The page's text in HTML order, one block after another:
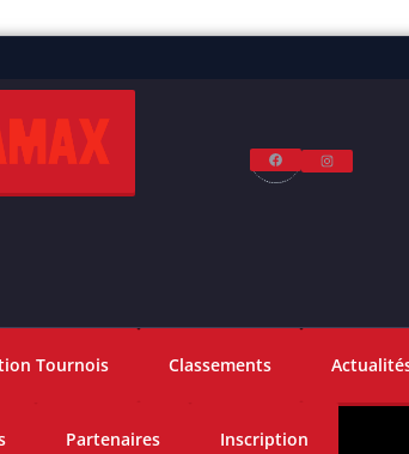
FacebookInstagram
Tournois Classements
Partenaires Inscription